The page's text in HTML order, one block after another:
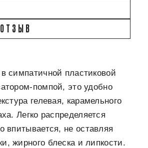
симпатичной пластиковой
помпой, это удобно
гелевая, карамельного
Легко распределяется
впитывается, не оставляя
жирного блеска и липкости.